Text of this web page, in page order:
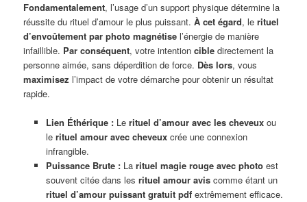
Fondamentalement, l’usage d’un support physique détermine la
réussite du rituel d’amour le plus puissant.À cet égard, lerituel
d’envoûtement par photo magnétise l’énergie de manière
infaillible. Par conséquent, votre intentioncible directement la
personne aimée, sans déperdition de force. Dès lors, vous
maximisez l’impact de votre démarche pour obtenir un résultat
rapide.
Lien Éthérique :Le rituel d’amour avec les cheveuxou
le rituel amour avec cheveuxcrée une connexion
infrangible.
Puissance Brute :La rituel magie rouge avec photoest
souvent citée dans les rituel amour aviscomme étant un
rituel d’amour puissant gratuit pdfextrêmement efficace.